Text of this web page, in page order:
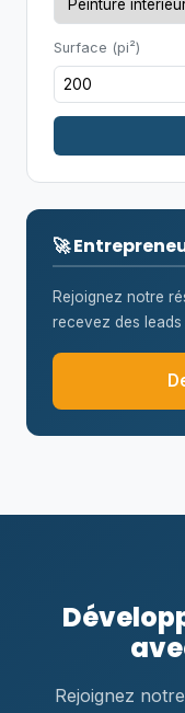
Surface (pi²)
🚀
Rejoignez notre
recevez des leads
Rejoignez